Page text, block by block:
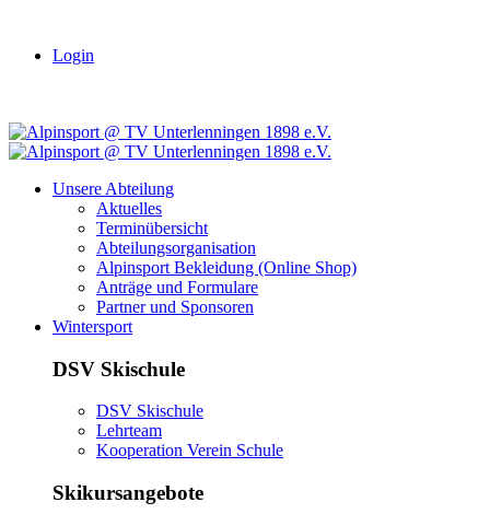
Login
Unsere Abteilung
Aktuelles
Terminübersicht
Abteilungsorganisation
Alpinsport Bekleidung (Online Shop)
Anträge und Formulare
Partner und Sponsoren
Wintersport
DSV Skischule
DSV Skischule
Lehrteam
Kooperation Verein Schule
Skikursangebote